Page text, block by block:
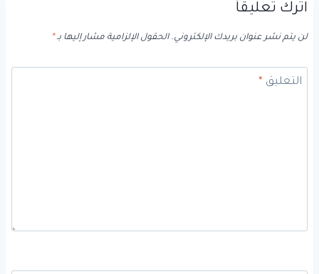
اترك تعليقاً
لن يتم نشر عنوان بريدك الإلكتروني. الحقول الإلزامية مشار إليها بـ*
التعليق*